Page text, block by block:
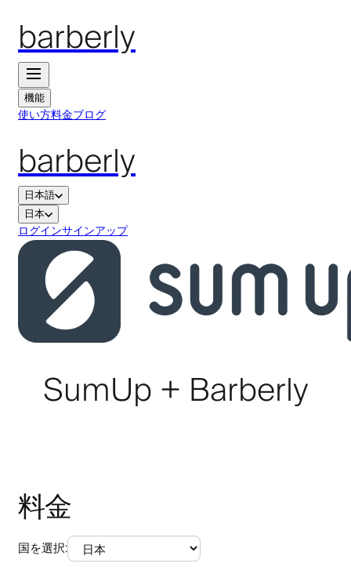
barberly
機能
使い方料金ブログ
barberly
日本語
日本
ログインサインアップ
SumUp + Barberly
料金
国を選択: